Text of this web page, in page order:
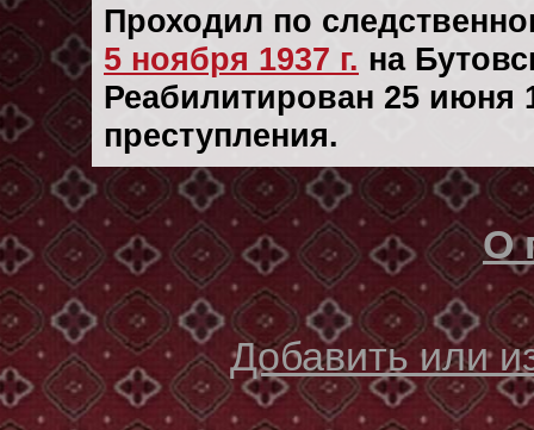
Проходил по
5 ноября 1937 г. на
Реабилитирован 25 июня
преступления.
О
Добавить или